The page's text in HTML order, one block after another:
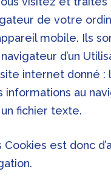
de votre
mobile. Ils
d’un
internet donné :
informations au
fichier texte.
Cookies est donc